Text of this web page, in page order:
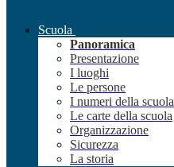
Scuola
Panoramica
Presentazione
I luoghi
Le persone
I numeri della scuola
Le carte della scuola
Organizzazione
Sicurezza
La storia